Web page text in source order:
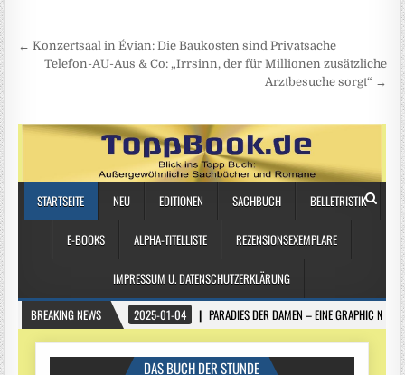
Beitragsnavigation
← Konzertsaal in Évian: Die Baukosten sind Privatsache
Telefon-AU-Aus & Co: „Irrsinn, der für Millionen zusätzliche
Arztbesuche sorgt“ →